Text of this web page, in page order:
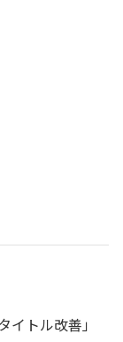
イトル改善」